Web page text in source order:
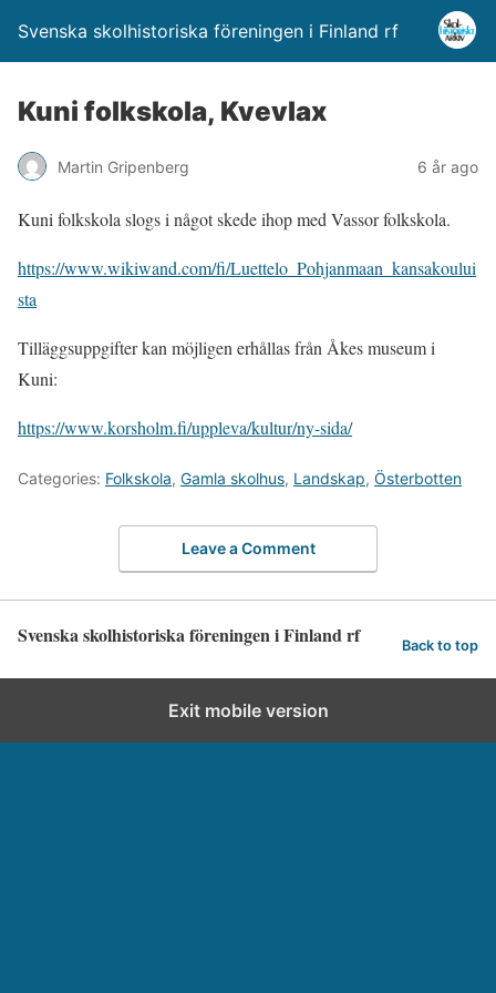
Svenska skolhistoriska föreningen i Finland rf
Kuni folkskola, Kvevlax
Martin Gripenberg 6 år ago
Kuni folkskola slogs i något skede ihop med Vassor folkskola.
https://www.wikiwand.com/fi/Luettelo_Pohjanmaan_kansakoului
sta
Tilläggsuppgifter kan möjligen erhållas från Åkes museum i
Kuni:
https://www.korsholm.fi/uppleva/kultur/ny-sida/
Categories: Folkskola, Gamla skolhus, Landskap, Österbotten
Leave a Comment
Svenska skolhistoriska föreningen i Finland rf Back to top
Exit mobile version